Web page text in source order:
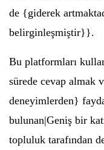
de {giderek
belirginleşmiştir}}.
Bu platformları
sürede cevap almak
deneyimlerden}
bulunan|Geniş bir
topluluk tarafından